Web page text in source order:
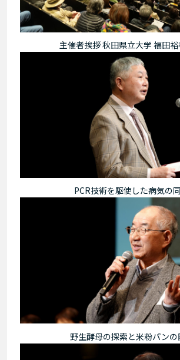
主催者挨拶 秋田県立大学 福田裕
PCR技術を駆使した病気の
野生酵母の探索と米粉パンの